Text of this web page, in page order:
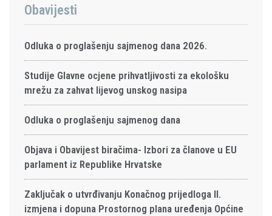
Obavijesti
Odluka o proglašenju sajmenog dana 2026.
Studije Glavne ocjene prihvatljivosti za ekološku
mrežu za zahvat lijevog unskog nasipa
Odluka o proglašenju sajmenog dana
Objava i Obavijest biračima- Izbori za članove u EU
parlament iz Republike Hrvatske
Zaključak o utvrđivanju Konačnog prijedloga II.
izmjena i dopuna Prostornog plana uređenja Općine